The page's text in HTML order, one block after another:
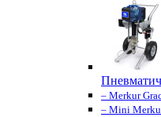
– Merkur
– Mini